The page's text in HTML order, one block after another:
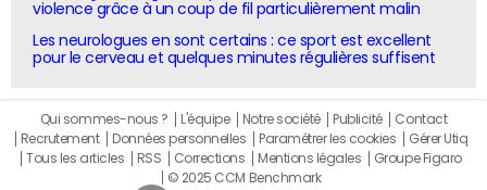
violence grâce à un coup de fil particulièrement malin
Les neurologues en sont certains : ce sport est excellent
pour le cerveau et quelques minutes régulières suffisent
Qui sommes-nous ? L'équipe Notre société Publicité
Contact
Recrutement
Données personnelles Paramétrer les cookies
Gérer Utiq
Tous les articles
RSS Corrections Mentions légales
Groupe Figaro
© 2025 CCM Benchmark